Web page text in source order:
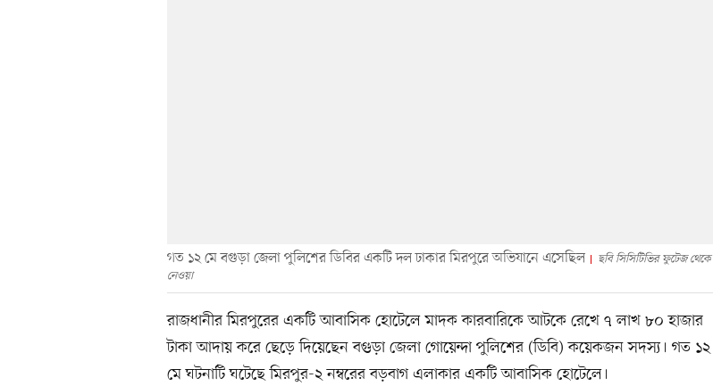
গত ১২ মে বগুড়া জেলা পুলিশের ডিবির একটি দল ঢাকার মিরপুরে অভিযানে এসেছিল
ছবি সিসিটিভির ফুটেজ থেকে
নেওয়া
রাজধানীর মিরপুরের একটি আবাসিক হোটেলে মাদক কারবারিকে আটকে রেখে ৭ লাখ ৮০ হাজার
টাকা আদায় করে ছেড়ে দিয়েছেন বগুড়া জেলা গোয়েন্দা পুলিশের (ডিবি) কয়েকজন সদস্য। গত ১২
মে ঘটনাটি ঘটেছে মিরপুর-২ নম্বরের বড়বাগ এলাকার একটি আবাসিক হোটেলে।